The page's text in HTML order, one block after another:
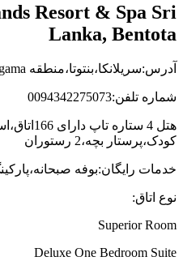
Resort & Spa Sri
Lanka, Bentota
آدرس:سریلانکا،بنتوتا،منطقه Aluthgama
شماره تلفن:0094342275073
هتل 4
کودک،پرستار بچه،2 رستوران
خدمات رایگان:بوفه
نوع اتاق:
Superior Room
Deluxe One Bedroom Suite